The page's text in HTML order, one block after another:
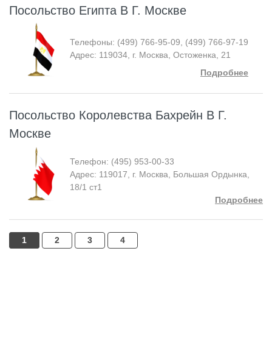
Посольство Египта В Г. Москве
Телефоны: (499) 766-95-09, (499) 766-97-19
Адрес: 119034, г. Москва, Остоженка, 21
Подробнее
Посольство Королевства Бахрейн В Г.
Москве
Телефон: (495) 953-00-33
Адрес: 119017, г. Москва, Большая Ордынка,
18/1 ст1
Подробнее
1 2 3 4